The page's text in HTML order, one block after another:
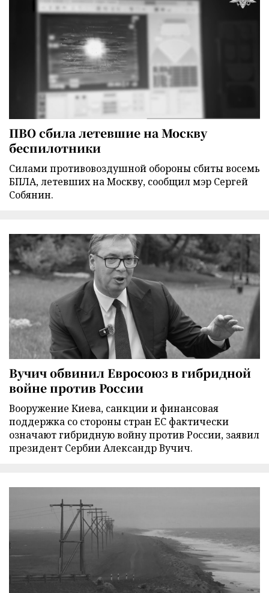
ПВО сбила летевшие на Москву
беспилотники
Силами противовоздушной обороны сбиты восемь
БПЛА, летевших на Москву, сообщил мэр Сергей
Собянин.
Вучич обвинил Евросоюз в гибридной
войне против России
Вооружение Киева, санкции и финансовая
поддержка со стороны стран ЕС фактически
означают гибридную войну против России, заявил
президент Сербии Александр Вучич.